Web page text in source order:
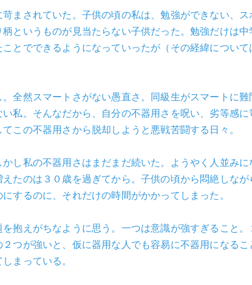
まされていた。子供の頃の私は、勉強ができない、
というものが見当たらない子供だった。勉強だけは中
とでできるようになっていったが（その経緯につい
全然スマートさがない愚直さ。同級生がスマートに
私。そんなだから、自分の不器用さを呪い、劣等感に
この不器用さから脱却しようと悪戦苦闘する日々。
し私の不器用さはまだまだ続いた。ようやく人並みに
たのは３０歳を過ぎてから。子供の頃から悶絶しな
するのに、それだけの時間がかかってしまった。
抱えがちなように思う。一つは意識が強すぎること
つが強いと、仮に器用な人でも容易に不器用になる
まっている。